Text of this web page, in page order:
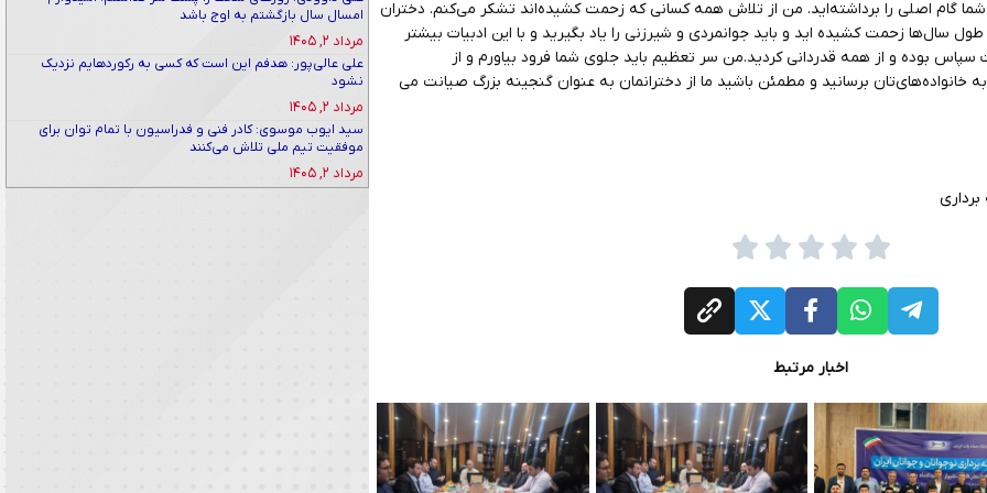
گام اصلی را برداشته‌اید. من از تلاش همه کسانی که زحمت کشیده‌اند تشکر می‌کنم. دختران
سال‌ها زحمت کشیده اید و باید جوانمردی و شیرزنی را یاد بگیرید و با این ادبیات بیشتر
سپاس بوده و از همه قدردانی کردید.من سر تعظیم باید جلوی شما فرود بیاورم و از
خانواده‌‌های‌تان برسانید و مطمئن باشید ما از دخترانمان به عنوان گنجینه بزرگ صیانت می
اخبار مرتبط
امسال سال بازگشتم به اوج باشد
مرداد ۲, ۱۴۰۵
علی عالی‌پور: هدفم این است که کسی به رکوردهایم نزدیک
نشود
مرداد ۲, ۱۴۰۵
سید ایوب موسوی: کادر فنی و فدراسیون با تمام توان برای
موفقیت تیم ملی تلاش می‌کنند
مرداد ۲, ۱۴۰۵